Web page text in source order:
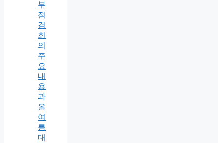
부
점
검
회
의
주
요
내
용
과
올
여
름
대